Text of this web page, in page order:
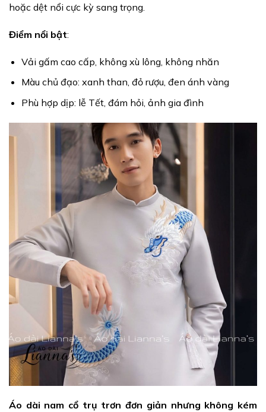
hoặc dệt nổi cực kỳ sang trọng.
Điểm nổi bật:
Vải gấm cao cấp, không xù lông, không nhăn
Màu chủ đạo: xanh than, đỏ rượu, đen ánh vàng
Phù hợp dịp: lễ Tết, đám hỏi, ảnh gia đình
Áo dài nam cổ trụ trơn đơn giản nhưng không kém